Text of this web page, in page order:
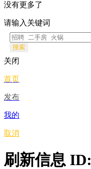
没有更多了
请输入关键词
搜索
关闭
首页
发布
我的
取消
刷新信息 ID: